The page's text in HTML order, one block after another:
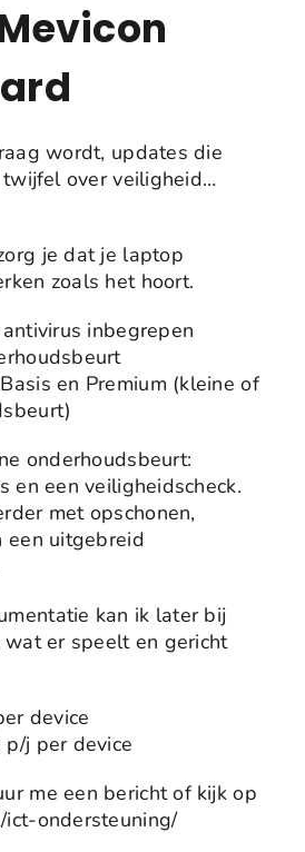
wordt, updates die
over veiligheid…
je dat je laptop
zoals het hoort.
inbegrepen
en Premium (kleine of
onderhoudsbeurt:
en een veiligheidscheck.
met opschonen,
een uitgebreid
kan ik later bij
wat er speelt en gericht
device
p/j per device
me een bericht of kijk op
ondersteuning/